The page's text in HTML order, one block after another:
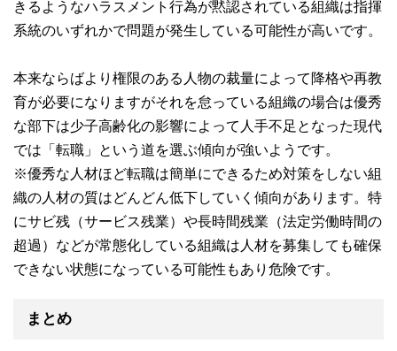
きるようなハラスメント行為が黙認されている組織は指揮
系統のいずれかで問題が発生している可能性が高いです。
本来ならばより権限のある人物の裁量によって降格や再教
育が必要になりますがそれを怠っている組織の場合は優秀
な部下は少子高齢化の影響によって人手不足となった現代
では「転職」という道を選ぶ傾向が強いようです。
※優秀な人材ほど転職は簡単にできるため対策をしない組
織の人材の質はどんどん低下していく傾向があります。特
にサビ残（サービス残業）や長時間残業（法定労働時間の
超過）などが常態化している組織は人材を募集しても確保
できない状態になっている可能性もあり危険です。
まとめ